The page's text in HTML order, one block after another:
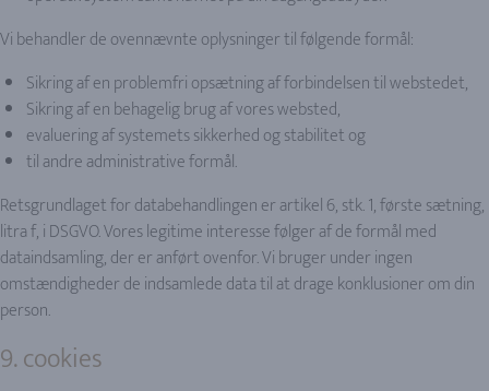
Vi behandler de ovennævnte oplysninger til følgende formål:
Sikring af en problemfri opsætning af forbindelsen til webstedet,
Sikring af en behagelig brug af vores websted,
evaluering af systemets sikkerhed og stabilitet og
til andre administrative formål.
Retsgrundlaget for databehandlingen er artikel 6, stk. 1, første sætning,
litra f, i DSGVO. Vores legitime interesse følger af de formål med
dataindsamling, der er anført ovenfor. Vi bruger under ingen
omstændigheder de indsamlede data til at drage konklusioner om din
person.
9. cookies